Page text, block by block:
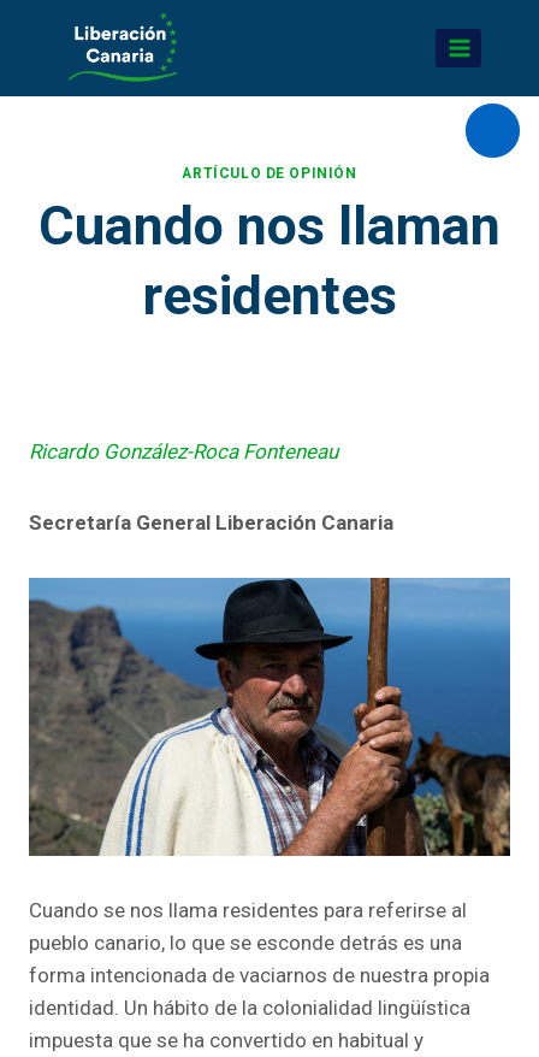
contenido
ARTÍCULO DE OPINIÓN
Cuando nos llaman
residentes
Ricardo González-Roca Fonteneau
Secretaría General Liberación Canaria
Cuando se nos llama residentes para referirse al
pueblo canario, lo que se esconde detrás es una
forma intencionada de vaciarnos de nuestra propia
identidad. Un hábito de la colonialidad lingüística
impuesta que se ha convertido en habitual y